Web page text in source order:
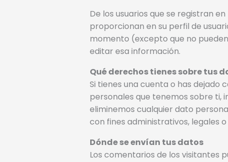
De los usuarios que se registran
proporcionan en su perfil de
momento (excepto que no
editar esa información.
Qué derechos tienes sobre tus
Si tienes una cuenta o has
personales que tenemos sobre ti,
eliminemos cualquier dato
con fines administrativos, legales
Dónde se envían tus datos
Los comentarios de los visitantes